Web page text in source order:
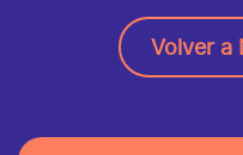
Volver a